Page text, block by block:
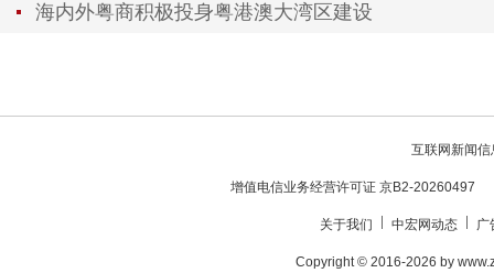
海内外粤商积极投身粤港澳大湾区建设
互联网新闻
增值电信业务经营许可证 京B2-20260497
关于我们 中宏网动态 广
Copyright © 2016-2026 by